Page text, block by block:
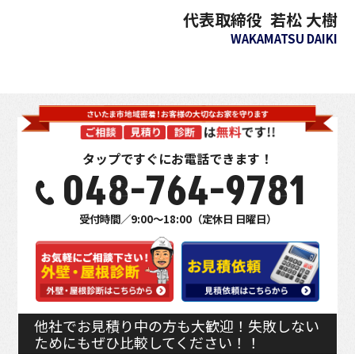
代表取締役 若松 大樹
WAKAMATSU DAIKI
タップですぐにお電話できます！
048-764-9781
受付時間／9:00～18:00（定休日 日曜日）
他社でお見積り中の方も大歓迎！失敗しない
ためにもぜひ比較してください！！